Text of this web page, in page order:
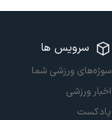
سرویس ها
سوژه‌های ورزشی شما
اخبار ورزشی
پادکست